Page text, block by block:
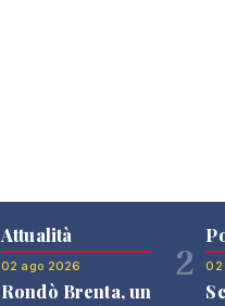
Attualità
02 ago 2026
Rondò Brenta, un
2 02